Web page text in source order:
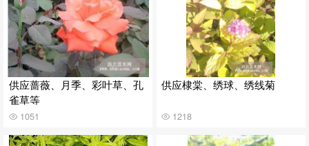
供应蔷薇、月季、彩叶草、孔
雀草等
1051
供应棣棠、绣球、绣线菊
1218